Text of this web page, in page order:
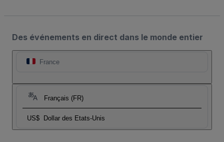
Des événements en direct dans le monde entier
France
Français (FR)
US$ Dollar des Etats-Unis